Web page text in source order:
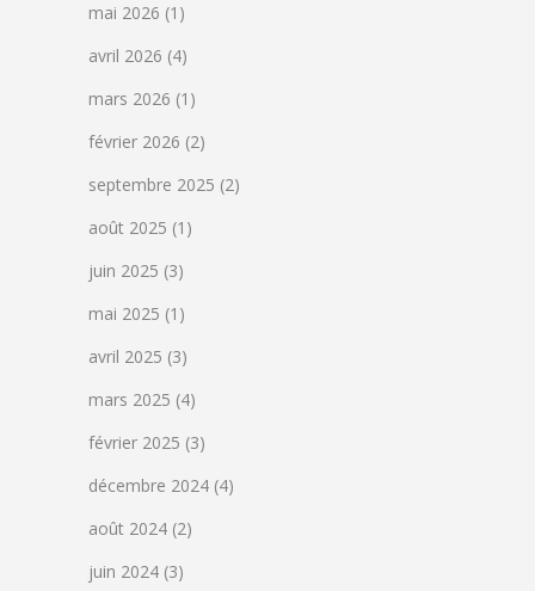
mai 2026 (1)
avril 2026 (4)
mars 2026 (1)
février 2026 (2)
septembre 2025 (2)
août 2025 (1)
juin 2025 (3)
mai 2025 (1)
avril 2025 (3)
mars 2025 (4)
février 2025 (3)
décembre 2024 (4)
août 2024 (2)
juin 2024 (3)